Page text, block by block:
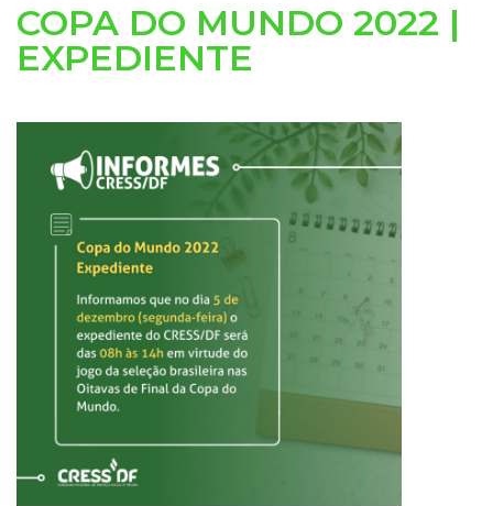
COPA DO MUNDO 2022 |
EXPEDIENTE